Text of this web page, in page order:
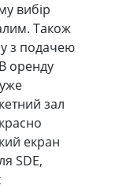
вибір
Також
з подачею
оренду
зал
екран
SDE,